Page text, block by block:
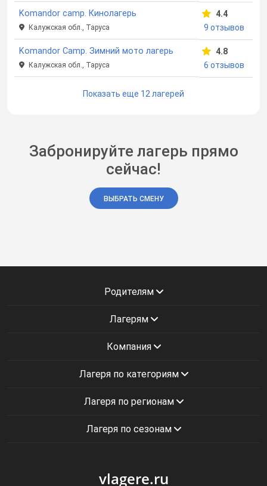
Komandor camp. Кинолагерь
Калужская обл., Таруса
4.4
9 отзывов
Komandor Camp. Зимний мото лагерь
Калужская обл., Таруса
4.8
6 отзывов
Показать еще 12 лагерей
Забронируйте лагерь прямо
сейчас!
ВЫБРАТЬ СМЕНУ
Родителям
Лагерям
Компания
Лагеря по категориям
Лагеря по регионам
Лагеря по сезонам
vlagere.ru